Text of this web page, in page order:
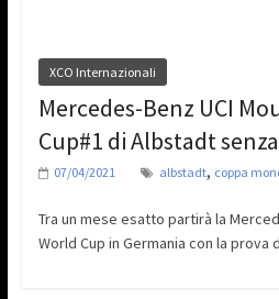
XCO Internazionali
Mercedes-Benz UCI
Cup#1 di Albstadt
07/04/2021 albstadt, coppa
Tra un mese esatto partirà la
World Cup in Germania con la prova